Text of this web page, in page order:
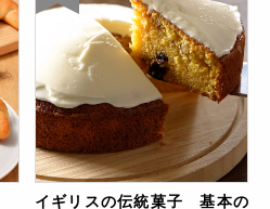
イギリスの伝統菓子 基本の